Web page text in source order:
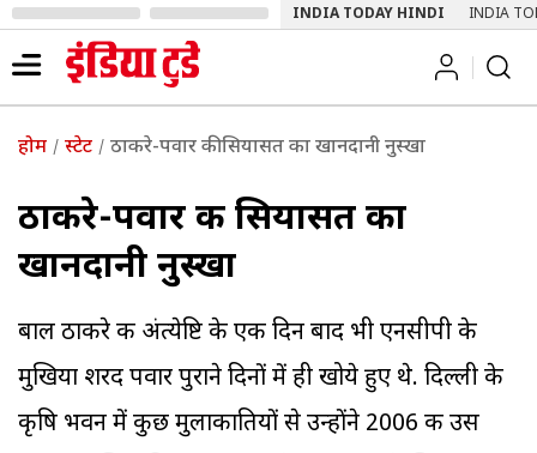
INDIA TODAY HINDI INDIA
होम स्टेट ठाकरे-पवार की सियासत का खानदानी नुस्खा
ठाकरे-पवार की सियासत का
खानदानी नुस्खा
बाल ठाकरे की अंत्येष्टि के एक दिन बाद भी एनसीपी के
मुखिया शरद पवार पुराने दिनों में ही खोये हुए थे. दिल्ली के
कृषि भवन में कुछ मुलाकातियों से उन्होंने 2006 की उस